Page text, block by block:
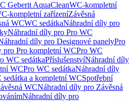
Geberit AquaCleanWC-kompletní
kompletní zařízeníZávěsná
WCWC sedátkaNáhradní díly pro
Náhradní díly pro Pro WC
díly pro Designové panelyPro
pro Pro kompletní WCPro WC
WC sedátkaPříslušenstvíNáhradní díly
WCPro WC sedátkaNáhradní díly
sedátka a kompletní WCSpotřební
WCNáhradní díly pro Závěsná
Náhradní díly pro